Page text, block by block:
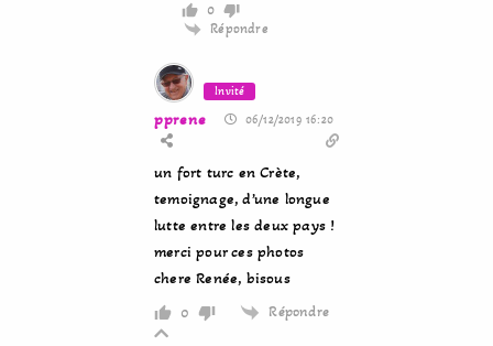
0
Répondre
Invité
pprene 06/12/2019 16:20
un fort turc en Crète,
temoignage, d’une longue
lutte entre les deux pays !
merci pour ces photos
chere Renée, bisous
0 Répondre